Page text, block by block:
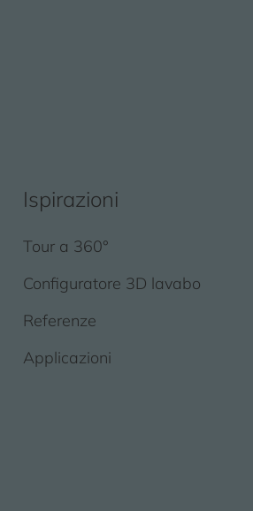
Ispirazioni
Tour a 360°
Configuratore 3D lavabo
Referenze
Applicazioni